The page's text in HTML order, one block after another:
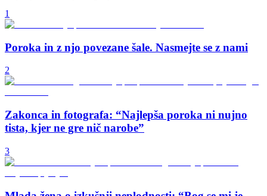
1
Poroka in z njo povezane šale. Nasmejte se z nami
2
Zakonca in fotografa: “Najlepša poroka ni nujno
tista, kjer ne gre nič narobe”
3